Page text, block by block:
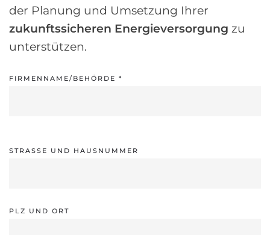
der Planung und Umsetzung Ihrer
zukunftssicheren Energieversorgung zu
unterstützen.
FIRMENNAME/BEHÖRDE *
STRASSE UND HAUSNUMMER
PLZ UND ORT